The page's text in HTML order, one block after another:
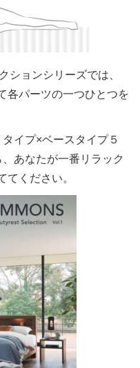
ションシリーズでは、
各パーツの一つひとつを
イプ×ベースタイプ５
あなたが一番リラック
てください。